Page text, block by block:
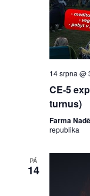
14 srpna @
CE-5
turnus)
Farma
republika
PÁ
14